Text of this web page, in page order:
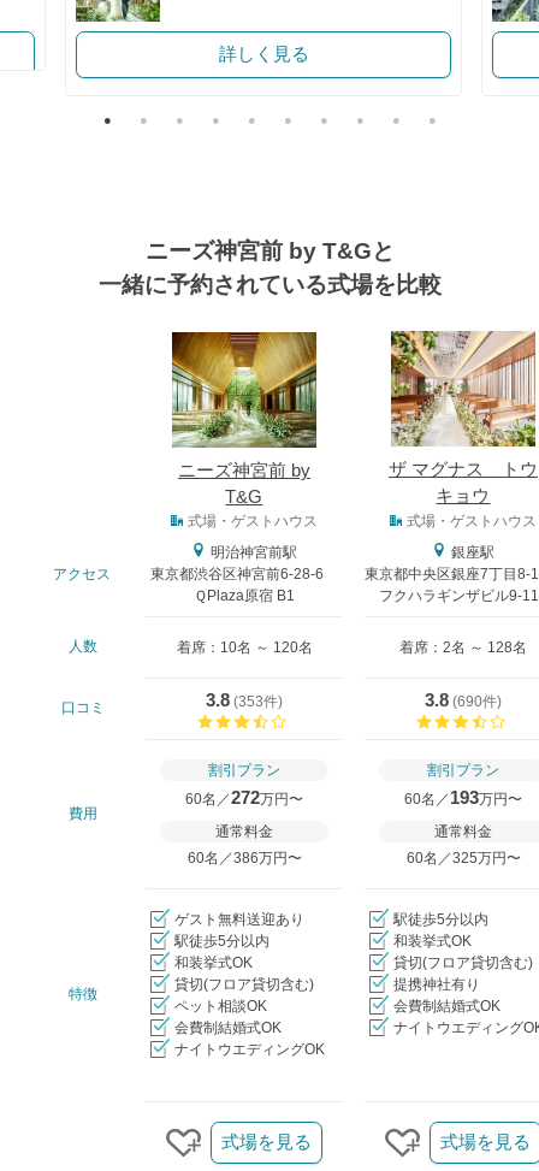
詳しく見る
ニーズ神宮前 by T&Gと
一緒に予約されている式場を比較
ニーズ神宮前 by
T&G
ザ マグナス トウ
キョウ
式場・ゲストハウス 式場・ゲストハウス
アクセス
明治神宮前駅
東京都渋谷区神宮前6-28-6
ＱPlaza原宿 B1
銀座駅
東京都中央区銀座7丁目
フクハラギンザビル9-
人数 着席：10名 ～ 120名 着席：2名 ～ 128名
口コミ 3.8 (353件)
3.8 (690件)
費用
割引プラン
60名／272万円〜
通常料金
60名／386万円〜
割引プラン
60名／ 193万円〜
通常料金
60名／325万円〜
特徴
ゲスト無料送迎あり
駅徒歩5分以内
和装挙式OK
貸切(フロア貸切含む)
ペット相談OK
会費制結婚式OK
ナイトウエディングOK
駅徒歩5分以内
和装挙式OK
貸切(フロア貸切含む)
提携神社有り
会費制結婚式OK
ナイトウエディング
クリップする
式場を見る
クリップする
式場を見る